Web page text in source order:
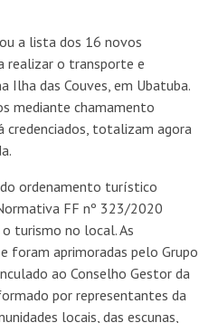
a lista dos 16 novos
realizar o transporte e
Ilha das Couves, em Ubatuba.
mediante chamamento
credenciados, totalizam agora
ordenamento turístico
FF nº 323/2020
turismo no local. As
foram aprimoradas pelo Grupo
ao Conselho Gestor da
por representantes da
locais, das escunas,